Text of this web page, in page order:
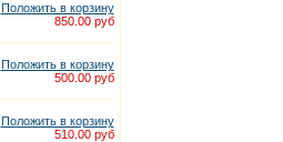
Положить в корзину
850.00 руб
Положить в корзину
500.00 руб
Положить в корзину
510.00 руб